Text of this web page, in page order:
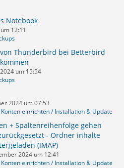
Notebook
12:11
Thunderbird bei Betterbird
um 15:54
2024 um 07:53
einrichten / Installation & Update
+ Spaltenreihenfolge gehen
- Ordner inhalte
(IMAP)
2024 um 12:41
einrichten / Installation & Update